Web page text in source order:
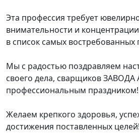
Эта профессия требует
внимательности и
в список самых
Мы с радостью поздравляем
своего дела, сварщиков
профессиональным праздником!
Желаем крепкого здоровья,
достижения поставленных целей!